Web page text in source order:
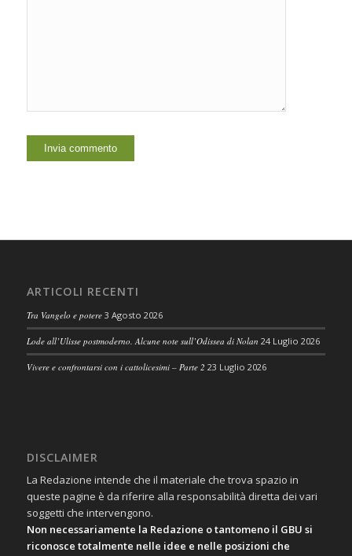
ARTICOLI RECENTI
Tra Vangelo e potere 3 Agosto 2026
Lode all’Ulisse postmoderno. Alcune note sull’Odissea di Nolan 24 Luglio 2026
Vivere e confrontarsi con i cattolicesimi – Parte 2 23 Luglio 2026
DISCLAIMER
La Redazione intende che il materiale che trova spazio in
queste pagine è da riferire alla responsabilità diretta dei vari
soggetti che intervengono.
Non necessariamente la Redazione o tantomeno il GBU si
riconosce totalmente nelle idee e nelle posizioni che